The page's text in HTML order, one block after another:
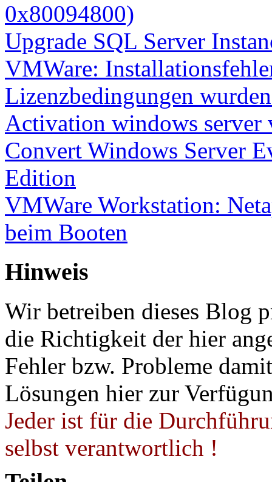
0x80094800)
Upgrade SQL Server
VMWare:
Lizenzbedingungen
Activation windows server
Convert Windows Server
Edition
VMWare Workstation:
beim Booten
Hinweis
Wir betreiben dieses Blog
die Richtigkeit der hier
Fehler bzw. Probleme
Lösungen hier zur
Jeder ist für die
selbst verantwortlich !